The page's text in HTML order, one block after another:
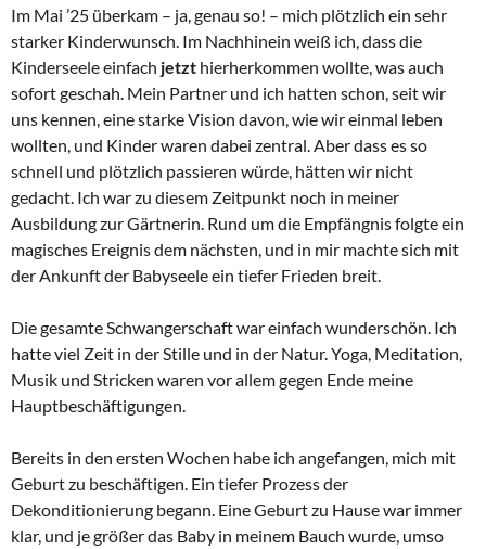
Im Mai ’25 überkam – ja, genau so! – mich plötzlich ein sehr
starker Kinderwunsch. Im Nachhinein weiß ich, dass die
Kinderseele einfach jetzt hierherkommen wollte, was auch
sofort geschah. Mein Partner und ich hatten schon, seit wir
uns kennen, eine starke Vision davon, wie wir einmal leben
wollten, und Kinder waren dabei zentral. Aber dass es so
schnell und plötzlich passieren würde, hätten wir nicht
gedacht. Ich war zu diesem Zeitpunkt noch in meiner
Ausbildung zur Gärtnerin. Rund um die Empfängnis folgte ein
magisches Ereignis dem nächsten, und in mir machte sich mit
der Ankunft der Babyseele ein tiefer Frieden breit.
Die gesamte Schwangerschaft war einfach wunderschön. Ich
hatte viel Zeit in der Stille und in der Natur. Yoga, Meditation,
Musik und Stricken waren vor allem gegen Ende meine
Hauptbeschäftigungen.
Bereits in den ersten Wochen habe ich angefangen, mich mit
Geburt zu beschäftigen. Ein tiefer Prozess der
Dekonditionierung begann. Eine Geburt zu Hause war immer
klar, und je größer das Baby in meinem Bauch wurde, umso